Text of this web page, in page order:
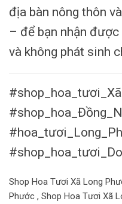
địa bàn nông thôn
– để bạn nhận
và không phát sinh
Shop Hoa Tươi Xã Long
Phước , Shop Hoa Tươi Xã